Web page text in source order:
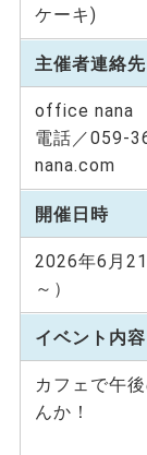
ケーキ)
主催者連絡先
office nana
電話／
nana.com
開催日時
2026年6月
～）
イベント内容
カフェで午
んか！